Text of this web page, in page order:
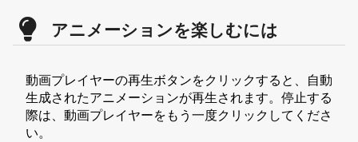
アニメーションを楽しむには
動画プレイヤーの再生ボタンをクリックすると、自動
生成されたアニメーションが再生されます。停止する
際は、動画プレイヤーをもう一度クリックしてくださ
い。